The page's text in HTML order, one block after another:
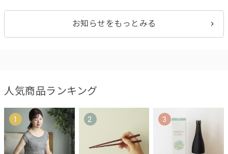
お知らせをもっとみる
人気商品ランキング
1 2 3